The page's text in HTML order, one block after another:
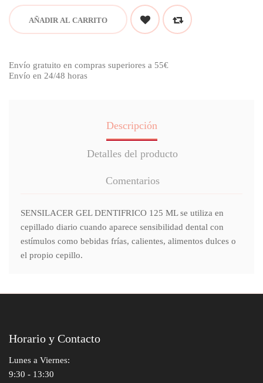
AÑADIR AL CARRITO
Envío gratuito en compras superiores a 55€
Envío en 24/48 horas
Descripción
Detalles del producto
Comentarios
SENSILACER GEL DENTIFRICO 125 ML se utiliza en
cepillado diario cuando aparece sensibilidad dental con
estímulos como bebidas frías, calientes, alimentos dulces o
el propio cepillo.
Horario y Contacto
Lunes a Viernes:
9:30 - 13:30